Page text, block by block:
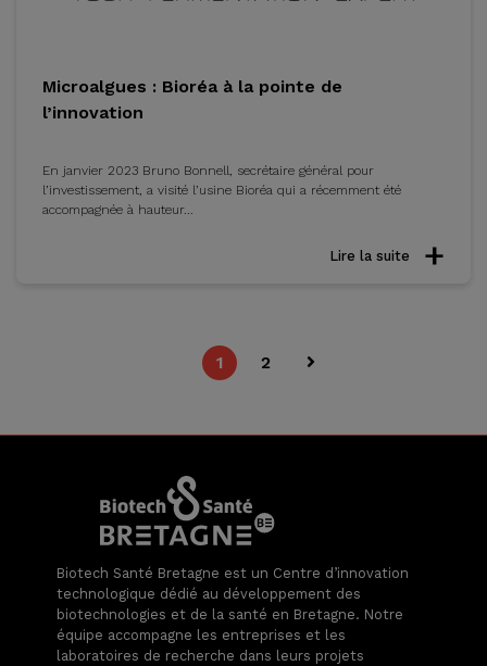
Microalgues : Bioréa à la pointe de
l’innovation
En janvier 2023 Bruno Bonnell, secrétaire général pour
l’investissement, a visité l’usine Bioréa qui a récemment été
accompagnée à hauteur...
Lire la suite
1 2
Biotech Santé Bretagne est un Centre d’innovation
technologique dédié au développement des
biotechnologies et de la santé en Bretagne. Notre
équipe accompagne les entreprises et les
laboratoires de recherche dans leurs projets